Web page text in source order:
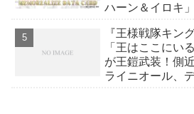
ハーン＆イロキ」
『王様戦隊キン
「王はここにい
が王鎧武装！側
ライニオール、